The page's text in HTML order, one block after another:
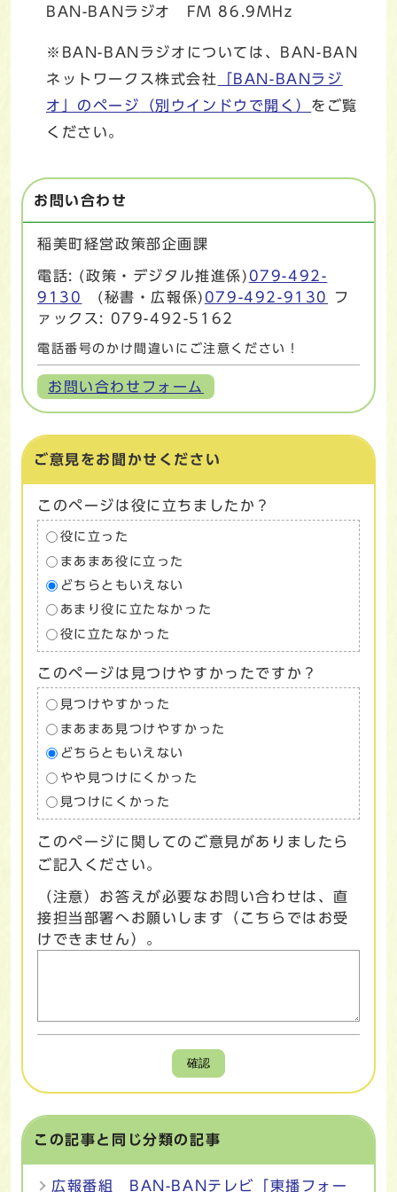
BAN-BANラジオ FM 86.9MHz
※BAN-BANラジオについては、BAN-BAN
ネットワークス株式会社
「BAN-BANラジ
オ」のページ
（別ウインドウで開く） をご覧
ください。
お問い合わせ
稲美町経営政策部企画課
電話: (政策・デジタル推進係) 079-492-
9130
(秘書・広報係) 079-492-9130
フ
ァックス: 079-492-5162
電話番号のかけ間違いにご注意ください！
お問い合わせフォーム
ご意見をお聞かせください
このページは役に立ちましたか？
役に立った
まあまあ役に立った
どちらともいえない
あまり役に立たなかった
役に立たなかった
このページは見つけやすかったですか？
見つけやすかった
まあまあ見つけやすかった
どちらともいえない
やや見つけにくかった
見つけにくかった
このページに関してのご意見がありましたら
ご記入ください。
（注意）お答えが必要なお問い合わせは、直
接担当部署へお願いします（こちらではお受
けできません）。
確認
この記事と同じ分類の記事
広報番組 BAN-BANテレビ「東播フォー